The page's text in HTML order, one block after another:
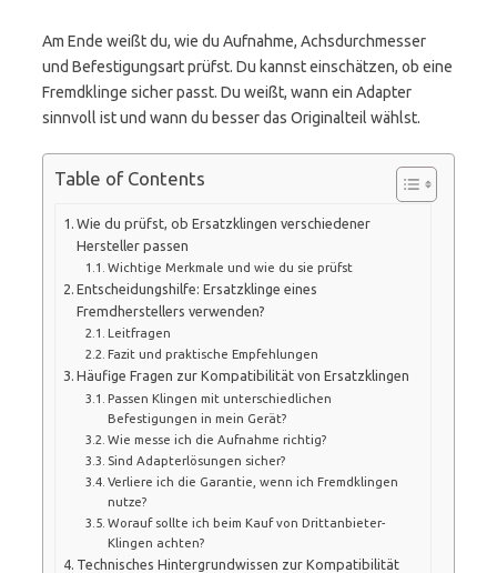
Am Ende weißt du, wie du Aufnahme, Achsdurchmesser
und Befestigungsart prüfst. Du kannst einschätzen, ob eine
Fremdklinge sicher passt. Du weißt, wann ein Adapter
sinnvoll ist und wann du besser das Originalteil wählst.
Table of Contents
Wie du prüfst, ob Ersatzklingen verschiedener
Hersteller passen
Wichtige Merkmale und wie du sie prüfst
Entscheidungshilfe: Ersatzklinge eines
Fremdherstellers verwenden?
Leitfragen
Fazit und praktische Empfehlungen
Häufige Fragen zur Kompatibilität von Ersatzklingen
Passen Klingen mit unterschiedlichen
Befestigungen in mein Gerät?
Wie messe ich die Aufnahme richtig?
Sind Adapterlösungen sicher?
Verliere ich die Garantie, wenn ich Fremdklingen
nutze?
Worauf sollte ich beim Kauf von Drittanbieter-
Klingen achten?
Technisches Hintergrundwissen zur Kompatibilität